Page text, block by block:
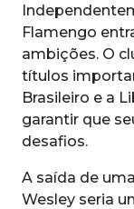
Flamengo
ambições. O
títulos
Brasileiro e a
garantir que
desafios.
A saída de
Wesley seria